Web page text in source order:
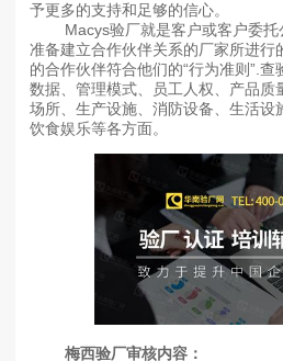
予更多的支持和足够的信心。
Macys验厂就是客户或客户委托
准备建立合作伙伴关系的厂家所进行
的合作伙伴符合他们的“行为准则”.
数据、管理模式、员工人权、产品质
场所、生产设施、消防设备、生活设
饮食娱乐等各方面。
梅西验厂审核内容：